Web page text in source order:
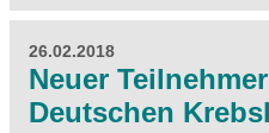
26.02.2018
Neuer
Deutschen